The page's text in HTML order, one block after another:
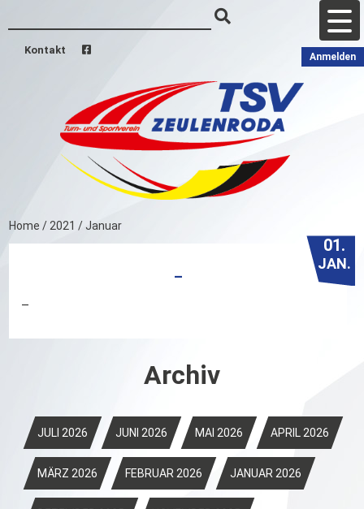
Kontakt
Anmelden
Home / 2021 /Januar
01.
JAN.
–
–
Archiv
JULI 2026 JUNI 2026 MAI 2026 APRIL 2026
MÄRZ 2026 FEBRUAR 2026 JANUAR 2026